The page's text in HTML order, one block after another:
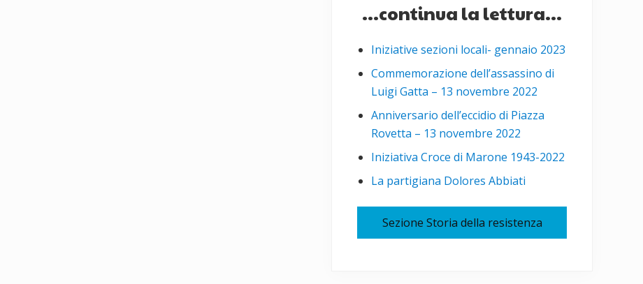
...continua la lettura...
Iniziative sezioni locali- gennaio 2023
Commemorazione dell’assassino di
Luigi Gatta – 13 novembre 2022
Anniversario dell’eccidio di Piazza
Rovetta – 13 novembre 2022
Iniziativa Croce di Marone 1943-2022
La partigiana Dolores Abbiati
Sezione Storia della resistenza